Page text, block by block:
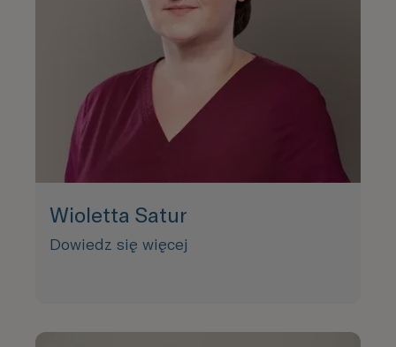
Wioletta Satur
Dowiedz się więcej